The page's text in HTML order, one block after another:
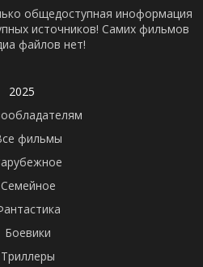
общедоступная иноформация
источников! Самих фильмов
файлов нет!
2025
фильмы
Семейное
Боевики
Триллеры